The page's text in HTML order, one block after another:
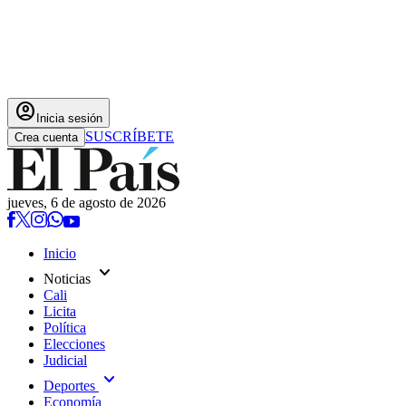
account_circle Inicia sesión
Crea cuenta SUSCRÍBETE
jueves, 6 de agosto de 2026
Inicio
Noticias expand_more
Cali
Licita
Política
Elecciones
Judicial
Deportes expand_more
Economía